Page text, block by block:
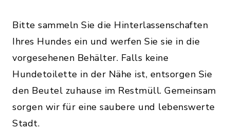
Bitte sammeln Sie die Hinterlassenschaften
Ihres Hundes ein und werfen Sie sie in die
vorgesehenen Behälter. Falls keine
Hundetoilette in der Nähe ist, entsorgen Sie
den Beutel zuhause im Restmüll. Gemeinsam
sorgen wir für eine saubere und lebenswerte
Stadt.